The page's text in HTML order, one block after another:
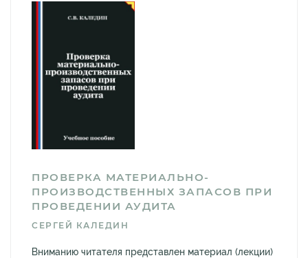
ПРОВЕРКА МАТЕРИАЛЬНО-
ПРОИЗВОДСТВЕННЫХ ЗАПАСОВ ПРИ
ПРОВЕДЕНИИ АУДИТА
СЕРГЕЙ КАЛЕДИН
Вниманию читателя представлен материал (лекции)